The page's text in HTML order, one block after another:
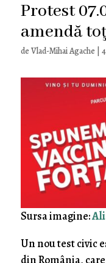
Protest
amendă
de Vlad-Mihai Agache
Sursa imagine:
Un nou test civic
din România,